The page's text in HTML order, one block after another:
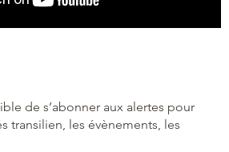
de s’abonner aux alertes pour
transilien, les évènements, les